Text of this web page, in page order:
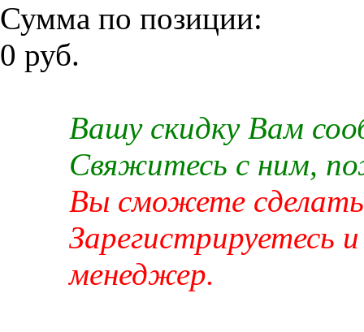
Сумма по позиции:
0 руб.
Вашу скидку Вам
Свяжитесь с ним,
Вы сможете сделать
Зарегистрируетесь
менеджер.